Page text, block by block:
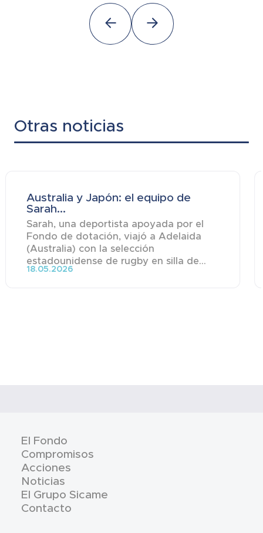
Otras noticias
Australia y Japón: el equipo de
Sarah...
Sarah, una deportista apoyada por el
Fondo de dotación, viajó a Adelaida
(Australia) con la selección
estadounidense de rugby en silla de...
18.05.2026
El Fondo
Compromisos
Acciones
Noticias
El Grupo Sicame
Contacto